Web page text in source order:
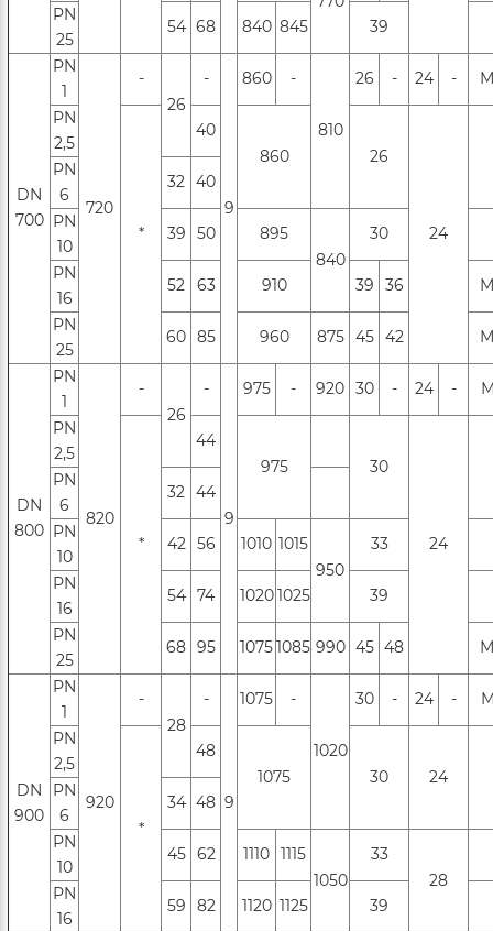
PN
25
54 68 840 845 39
DN
700
PN
1
720
-
26
-
9
860 -
810
26 - 24 -
PN
2,5
*
40
860
26
24
PN
6
32 40
РN
10
39 50
895
840
30
РN
16
52 63 910 39 36
PN
25
60 85 960 875 45 42
DN
800
PN
1
820
-
26
-
9
975 - 920 30 - 24 -
PN
2,5
*
44
975
30
24
РN
6
32 44
PN
10
42 56 1010 1015
950
33
РN
16
54 74 10201025
39
PN
25
68 95 10751085 990 45 48
DN
900
PN
1
920
-
28
-
9
1075 -
1020
30 - 24 -
PN
2,5
*
48
1075
30 24
PN
6
34 48
РN
10
45 62 1110 1115
1050
33
28
РN
16
59 82 1120 1125 39